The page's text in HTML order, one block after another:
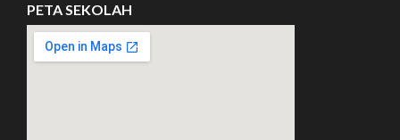
PETA SEKOLAH